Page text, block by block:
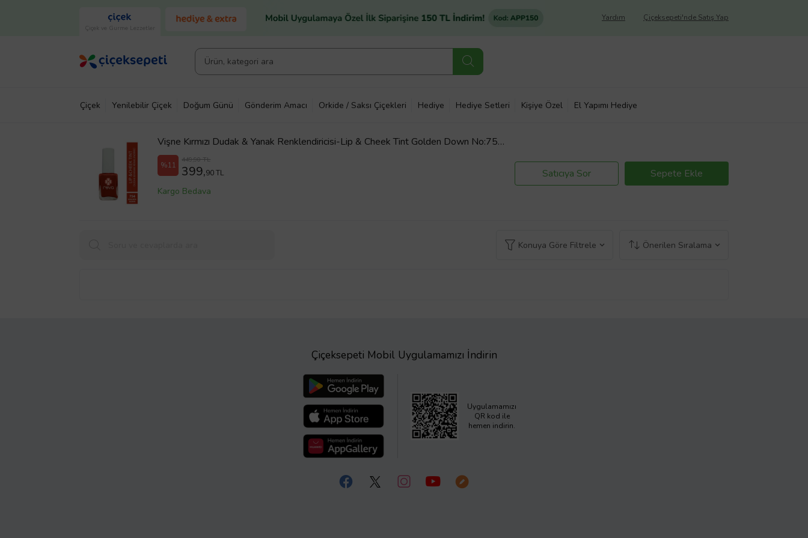
Çiçek ve Gurme Lezzetler
Çiçeksepeti'nde Satış Yap
Yardım
Çiçek Yenilebilir Çiçek Doğum Günü Gönderim Amacı Orkide / Saksı Çiçekleri Hediye Hediye Setleri Kişiye Özel El Yapımı Hediye
Vişne Kırmızı Dudak & Yanak Renklendiricisi-Lip & Cheek Tint Golden Down No:754
10 ml
%11
449,90 TL
399,90 TL
Kargo Bedava
Satıcıya Sor Sepete Ekle
Konuya Göre Filtrele Önerilen Sıralama
Çiçeksepeti Mobil Uygulamamızı İndirin
Uygulamamızı
QR kod ile
hemen indirin.